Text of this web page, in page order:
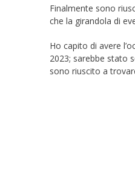
Finalmente sono
che la girandola di
Ho capito di avere
2023; sarebbe stato
sono riuscito a